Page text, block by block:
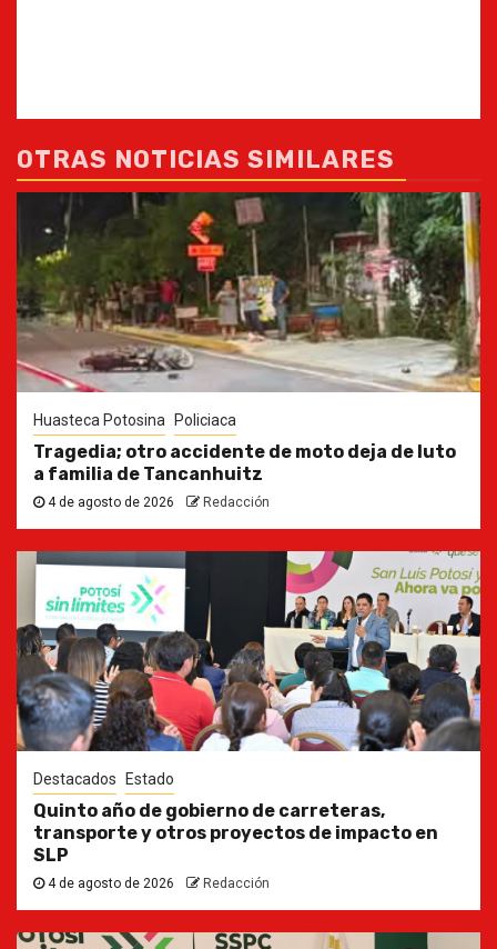
OTRAS NOTICIAS SIMILARES
Huasteca Potosina Policiaca
Tragedia; otro accidente de moto deja de luto
a familia de Tancanhuitz
4 de agosto de 2026 Redacción
Destacados Estado
Quinto año de gobierno de carreteras,
transporte y otros proyectos de impacto en
SLP
4 de agosto de 2026 Redacción